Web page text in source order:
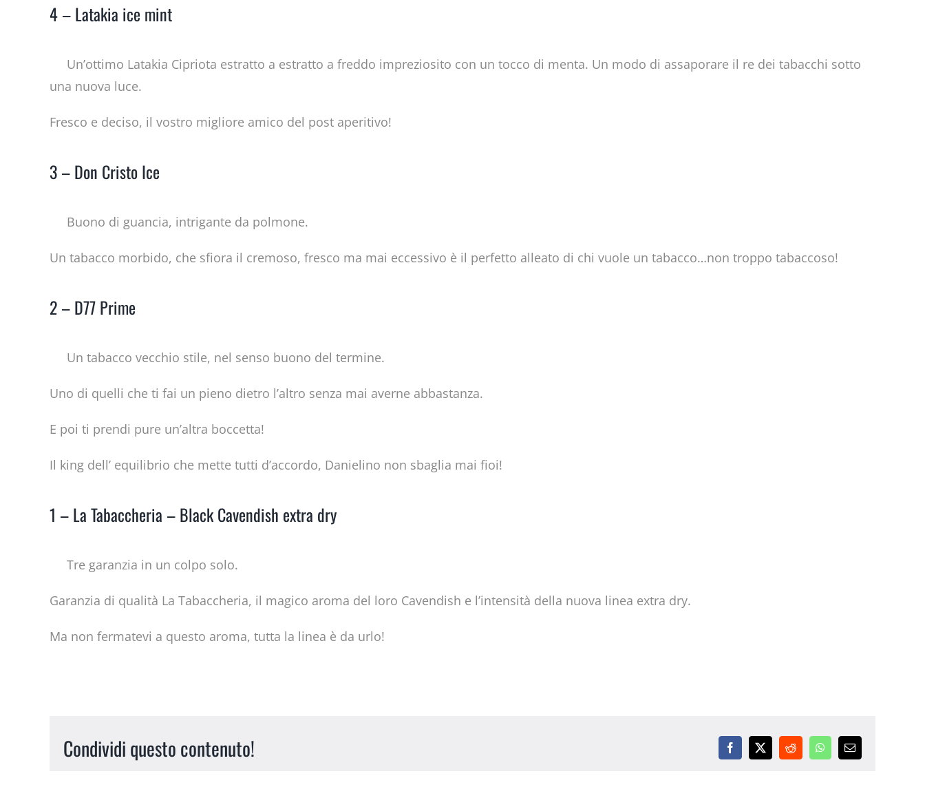
4 – Latakia ice mint
Un’ottimo Latakia Cipriota estratto a estratto a freddo impreziosito con un tocco di menta. Un modo di assaporare il re dei tabacchi sotto
una nuova luce.
Fresco e deciso, il vostro migliore amico del post aperitivo!
3 – Don Cristo Ice
Buono di guancia, intrigante da polmone.
Un tabacco morbido, che sfiora il cremoso, fresco ma mai eccessivo è il perfetto alleato di chi vuole un tabacco…non troppo tabaccoso!
2 – D77 Prime
Un tabacco vecchio stile, nel senso buono del termine.
Uno di quelli che ti fai un pieno dietro l’altro senza mai averne abbastanza.
E poi ti prendi pure un’altra boccetta!
Il king dell’ equilibrio che mette tutti d’accordo, Danielino non sbaglia mai fioi!
1 – La Tabaccheria – Black Cavendish extra dry
Tre garanzia in un colpo solo.
Garanzia di qualità La Tabaccheria, il magico aroma del loro Cavendish e l’intensità della nuova linea extra dry.
Ma non fermatevi a questo aroma, tutta la linea è da urlo!
Condividi questo contenuto! Facebook
X RedditWhatsApp
Email